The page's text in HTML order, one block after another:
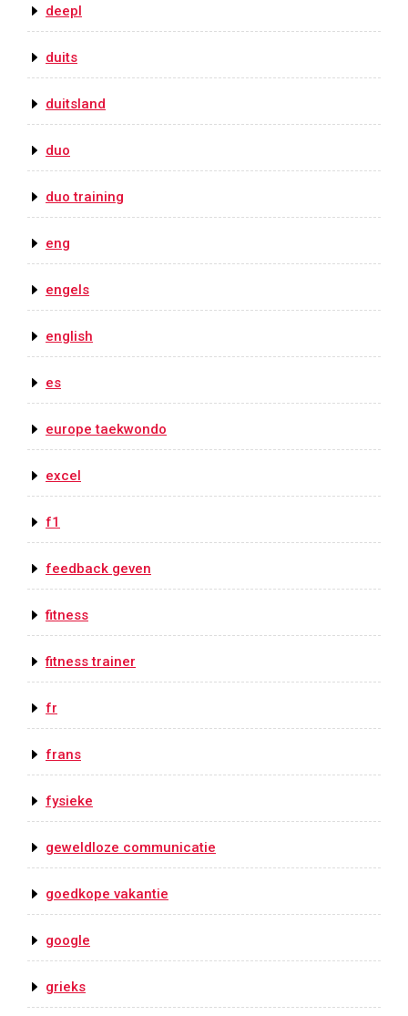
deepl
duits
duitsland
duo
duo training
eng
engels
english
es
europe taekwondo
excel
f1
feedback geven
fitness
fitness trainer
fr
frans
fysieke
geweldloze communicatie
goedkope vakantie
google
grieks